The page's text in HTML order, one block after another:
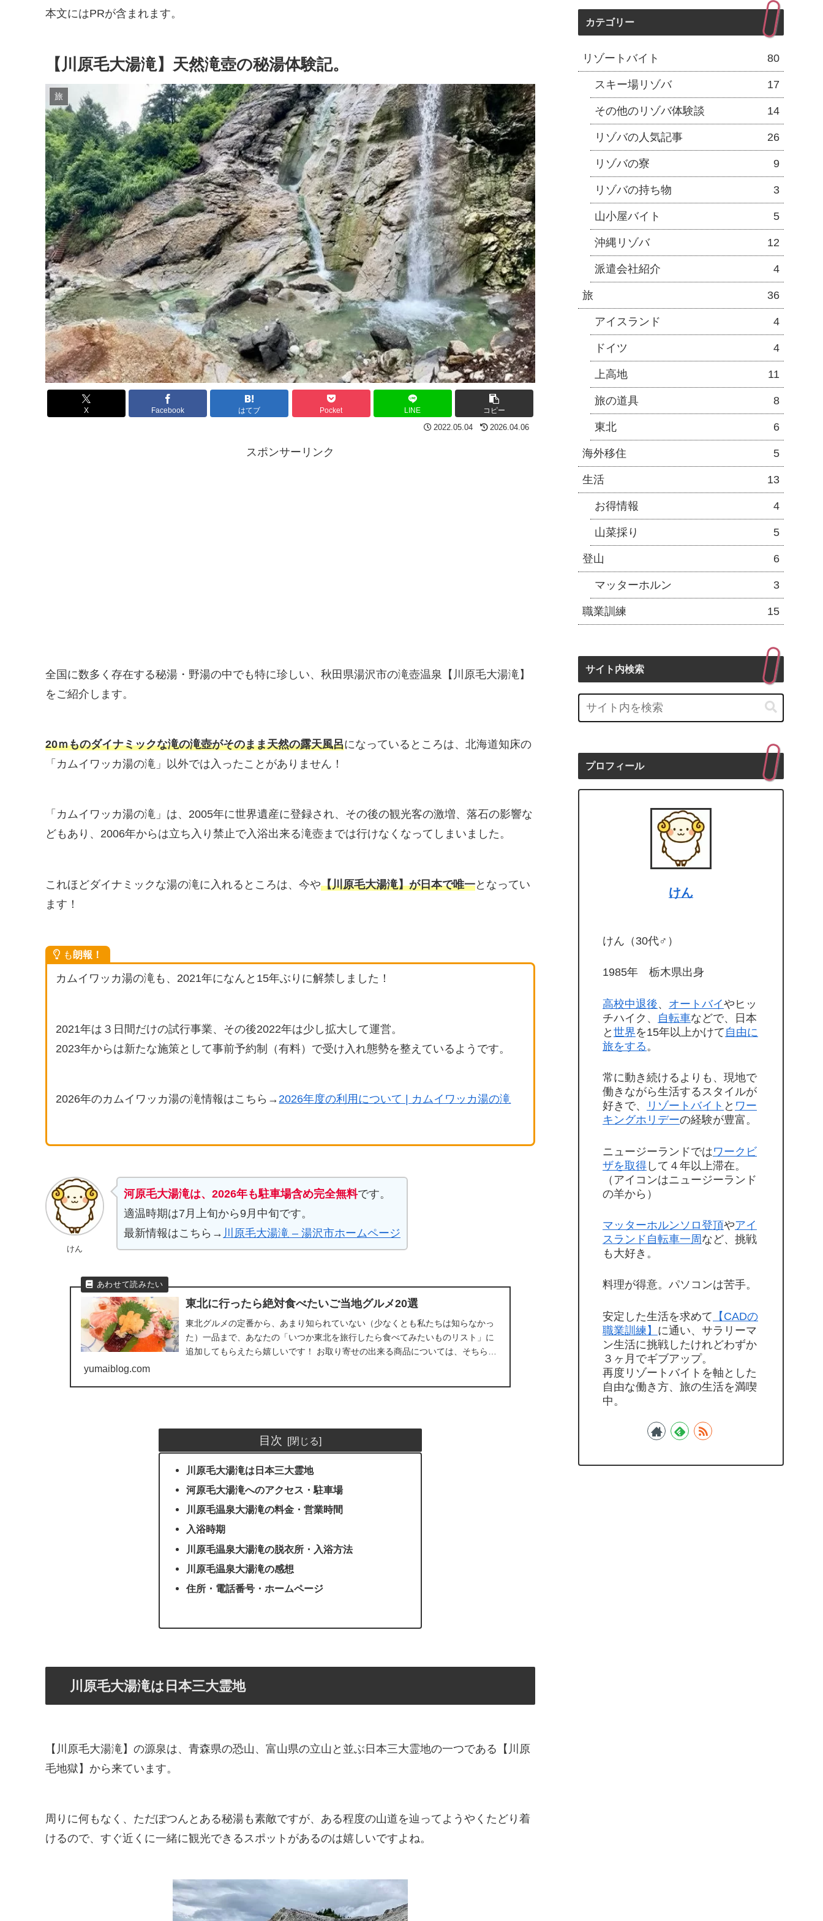
本文にはPRが含まれます。
【川原毛大湯滝】天然滝壺の秘湯体験記。
旅
X Facebook はてブ Pocket LINE コピー
2022.05.04 2026.04.06
スポンサーリンク
全国に数多く存在する秘湯・野湯の中でも特に珍しい、秋田県湯沢市の滝壺温泉【川原毛大湯滝】
をご紹介します。
20ｍものダイナミックな滝の滝壺がそのまま天然の露天風呂になっているところは、北海道知床の
「カムイワッカ湯の滝」以外では入ったことがありません！
「カムイワッカ湯の滝」は、2005年に世界遺産に登録され、その後の観光客の激増、落石の影響な
どもあり、2006年からは立ち入り禁止で入浴出来る滝壺までは行けなくなってしまいました。
これほどダイナミックな湯の滝に入れるところは、今や【川原毛大湯滝】が日本で唯一となってい
ます！
も朗報！
カムイワッカ湯の滝も、2021年になんと15年ぶりに解禁しました！
2021年は３日間だけの試行事業、その後2022年は少し拡大して運営。
2023年からは新たな施策として事前予約制（有料）で受け入れ態勢を整えているようです。
2026年のカムイワッカ湯の滝情報はこちら→ 2026年度の利用について | カムイワッカ湯の滝
けん
河原毛大湯滝は、2026年も駐車場含め完全無料です。
適温時期は7月上旬から9月中旬です。
最新情報はこちら→ 川原毛大湯滝 – 湯沢市ホームページ
東北に行ったら絶対食べたいご当地グルメ20選
東北グルメの定番から、あまり知られていない（少なくとも私たちは知らなかっ
た）一品まで、あなたの「いつか東北を旅行したら食べてみたいものリスト」に
追加してもらえたら嬉しいです！ お取り寄せの出来る商品については、そちらの
yumaiblog.com
目次
川原毛大湯滝は日本三大霊地
河原毛大湯滝へのアクセス・駐車場
川原毛温泉大湯滝の料金・営業時間
入浴時期
川原毛温泉大湯滝の脱衣所・入浴方法
川原毛温泉大湯滝の感想
住所・電話番号・ホームページ
川原毛大湯滝は日本三大霊地
【川原毛大湯滝】の源泉は、青森県の恐山、富山県の立山と並ぶ日本三大霊地の一つである【川原
毛地獄】から来ています。
周りに何もなく、ただぽつんとある秘湯も素敵ですが、ある程度の山道を辿ってようやくたどり着
けるので、すぐ近くに一緒に観光できるスポットがあるのは嬉しいですよね。
カテゴリー
リゾートバイト 80
スキー場リゾバ 17
その他のリゾバ体験談 14
リゾバの人気記事 26
リゾバの寮 9
リゾバの持ち物 3
山小屋バイト 5
沖縄リゾバ 12
派遣会社紹介 4
旅 36
アイスランド 4
ドイツ 4
上高地 11
旅の道具 8
東北 6
海外移住 5
生活 13
お得情報 4
山菜採り 5
登山 6
マッターホルン 3
職業訓練 15
サイト内検索
プロフィール
けん
けん（30代♂）
1985年 栃木県出身
高校中退後、 オートバイやヒッ
チハイク、 自転車などで、日本
と 世界を15年以上かけて 自由に
旅をする 。
常に動き続けるよりも、現地で
働きながら生活するスタイルが
好きで、
リゾートバイト と ワー
キングホリデーの経験が豊富。
ニュージーランドではワークビ
ザを取得 して４年以上滞在。
（アイコンはニュージーランド
の羊から）
マッターホルンソロ登頂やアイ
スランド自転車一周 など、挑戦
も大好き。
料理が得意。パソコンは苦手。
安定した生活を求めて 【CADの
職業訓練】 に通い、サラリーマ
ン生活に挑戦したけれどわずか
３ヶ月でギブアップ。
再度リゾートバイトを軸とした
自由な働き方、旅の生活を満喫
中。